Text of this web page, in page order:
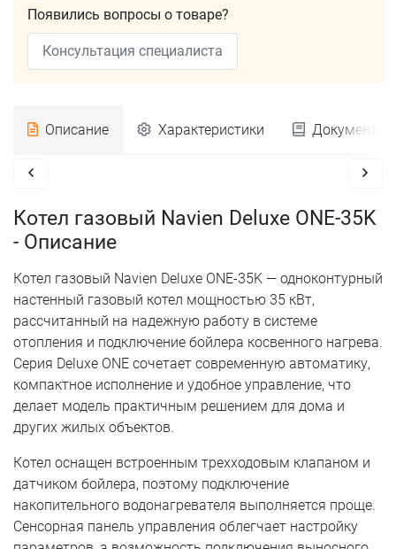
Появились вопросы о товаре?
Консультация специалиста
Описание Характеристики
Котел газовый Navien Deluxe ONE-35K
- Описание
Котел газовый Navien Deluxe ONE-35K — одноконтурный
настенный газовый котел мощностью 35 кВт,
рассчитанный на надежную работу в системе
отопления и подключение бойлера косвенного нагрева.
Серия Deluxe ONE сочетает современную автоматику,
компактное исполнение и удобное управление, что
делает модель практичным решением для дома и
других жилых объектов.
Котел оснащен встроенным трехходовым клапаном и
датчиком бойлера, поэтому подключение
накопительного водонагревателя выполняется проще.
Сенсорная панель управления облегчает настройку